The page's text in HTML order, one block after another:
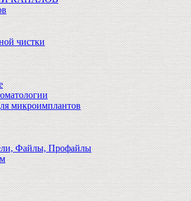
чистки
микроимплантов
Файлы, Профайлы